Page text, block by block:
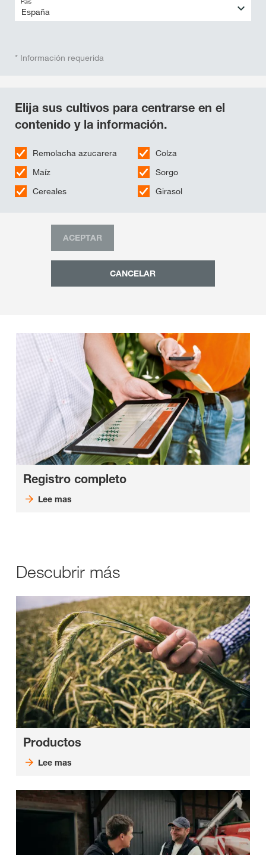
* Información requerida
Elija sus cultivos para centrarse en el
contenido y la información.
Remolacha azucarera
Maíz
Cereales
Colza
Sorgo
Girasol
CANCELAR
ACEPTAR
Registro completo
Lee mas
Descubrir más
Productos
Lee mas